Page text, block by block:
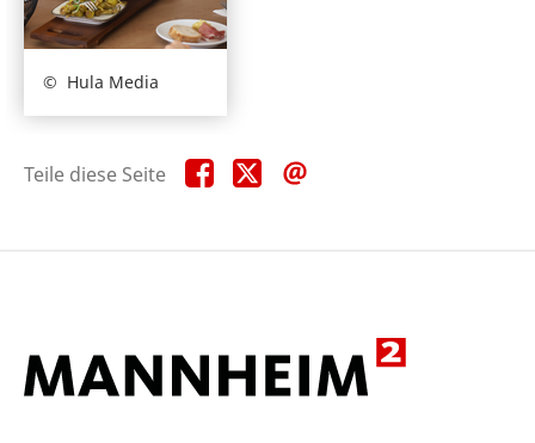
Hula Media
Teile diese Seite Teile
diese
Teile
diese